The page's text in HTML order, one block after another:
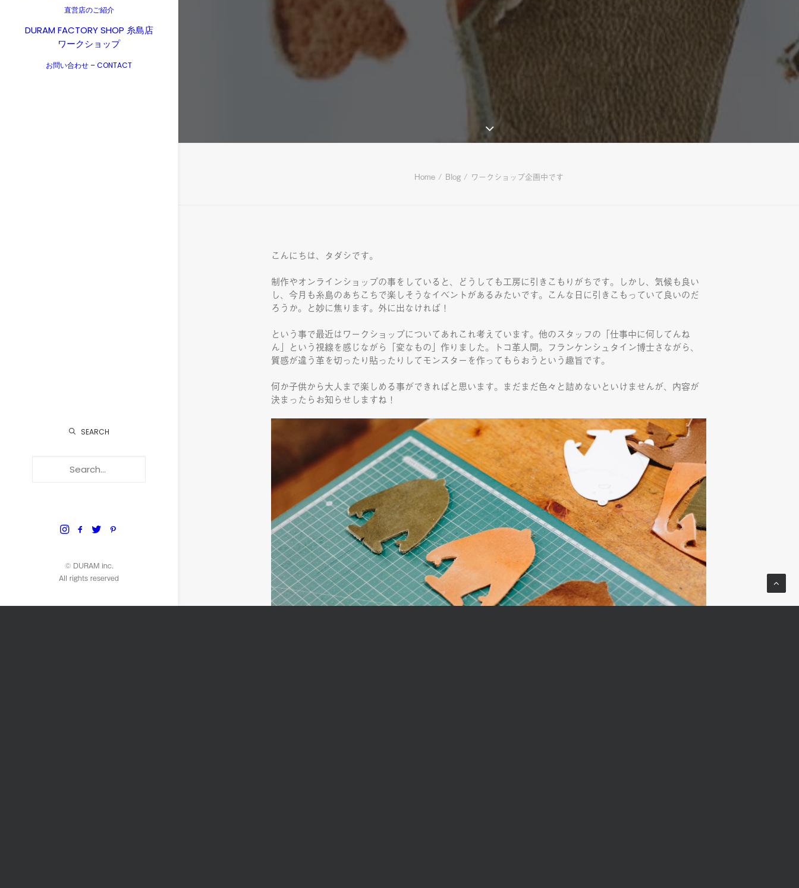
直営店のご紹介
DURAM FACTORY SHOP 糸島店
ワークショップ
お問い合わせ – CONTACT
SEARCH
© DURAM inc.
All rights reserved
Home Blog ワークショップ企画中です
こんにちは、タダシです。
制作やオンラインショップの事をしていると、どうしても工房に引きこもりがちです。しかし、気候も良い
し、今月も糸島のあちこちで楽しそうなイベントがあるみたいです。こんな日に引きこもっていて良いのだ
ろうか。と妙に焦ります。外に出なければ！
という事で最近はワークショップについてあれこれ考えています。他のスタッフの「仕事中に何してんね
ん」という視線を感じながら「変なもの」作りました。トコ革人間。フランケンシュタイン博士さながら、
質感が違う革を切ったり貼ったりしてモンスターを作ってもらおうという趣旨です。
何か子供から大人まで楽しめる事ができればと思います。まだまだ色々と詰めないといけませんが、内容が
決まったらお知らせしますね！